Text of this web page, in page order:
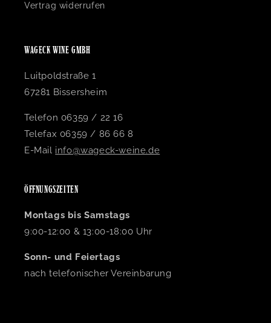
Vertrag widerrufen
WAGECK WINE GMBH
Luitpoldstraße 1
67281 Bissersheim
Telefon 06359 / 22 16
Telefax 06359 / 86 66 8
E-Mail info@wageck-weine.de
ÖFFNUNGSZEITEN
Montags bis Samstags
9:00-12:00 & 13:00-18:00 Uhr
Sonn- und Feiertags
nach telefonischer Vereinbarung